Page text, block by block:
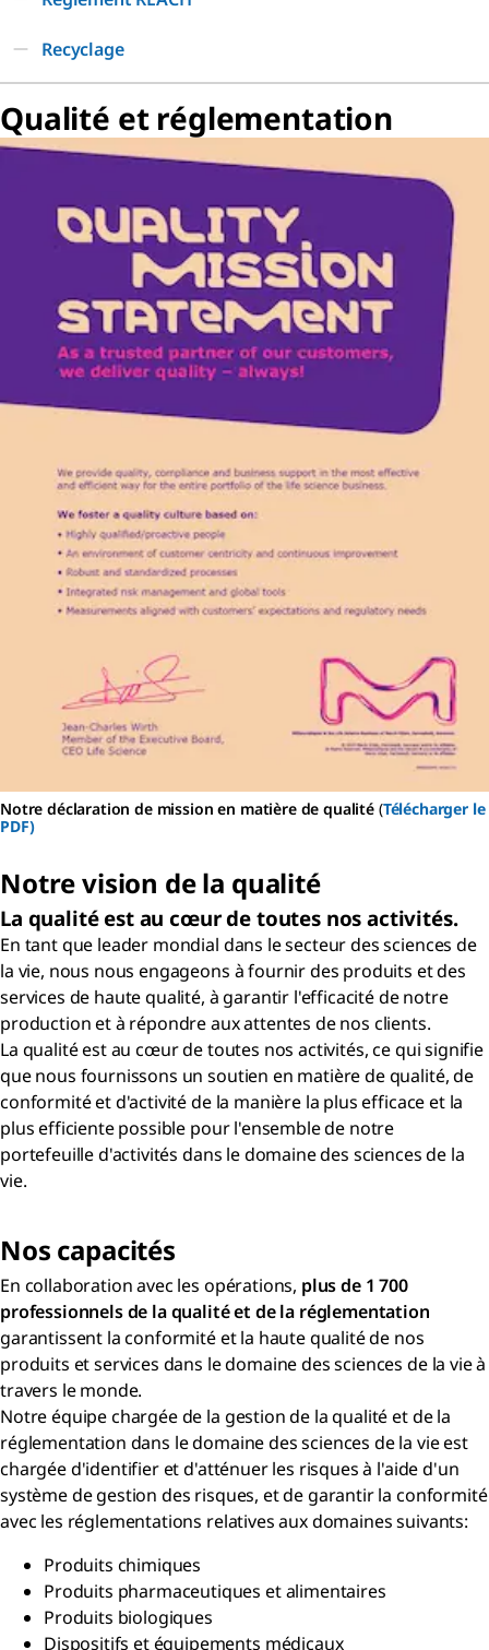
Recyclage
Qualité et réglementation
Notre déclaration de mission en matière de qualité (Télécharger le
PDF)
Notre vision de la qualité
La qualité est au cœur de toutes nos activités.
En tant que leader mondial dans le secteur des sciences de
la vie, nous nous engageons à fournir des produits et des
services de haute qualité, à garantir l'efficacité de notre
production et à répondre aux attentes de nos clients.
La qualité est au cœur de toutes nos activités, ce qui signifie
que nous fournissons un soutien en matière de qualité, de
conformité et d'activité de la manière la plus efficace et la
plus efficiente possible pour l'ensemble de notre
portefeuille d'activités dans le domaine des sciences de la
vie.
Nos capacités
En collaboration avec les opérations, plus de 1 700
professionnels de la qualité et de la réglementation
garantissent la conformité et la haute qualité de nos
produits et services dans le domaine des sciences de la vie à
travers le monde.
Notre équipe chargée de la gestion de la qualité et de la
réglementation dans le domaine des sciences de la vie est
chargée d'identifier et d'atténuer les risques à l'aide d'un
système de gestion des risques, et de garantir la conformité
avec les réglementations relatives aux domaines suivants:
Produits chimiques
Produits pharmaceutiques et alimentaires
Produits biologiques
Dispositifs et équipements médicaux